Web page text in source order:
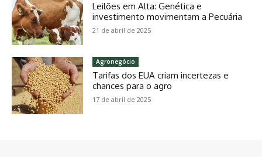
Leilões em Alta: Genética e
investimento movimentam a Pecuária
21 de abril de 2025
Agronegócio
Tarifas dos EUA criam incertezas e
chances para o agro
17 de abril de 2025